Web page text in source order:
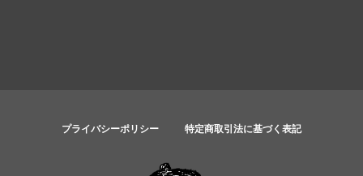
プライバシーポリシー 特定商取引法に基づく表記